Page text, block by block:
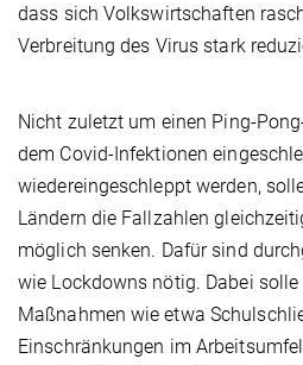
dass sich Volkswirtschaften
Verbreitung des Virus stark
Nicht zuletzt um einen Ping-
dem Covid-Infektionen
wiedereingeschleppt werden,
Ländern die Fallzahlen
möglich senken. Dafür sind
wie Lockdowns nötig. Dabei
Maßnahmen wie etwa
Einschränkungen im